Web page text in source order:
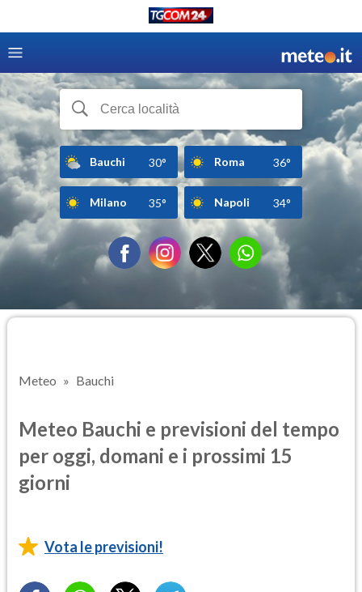
Bauchi 30° Roma 36°
Milano 35° Napoli 34°
Meteo Bauchi
Meteo Bauchi e previsioni del tempo
per oggi, domani e i prossimi 15
giorni
Vota le previsioni!